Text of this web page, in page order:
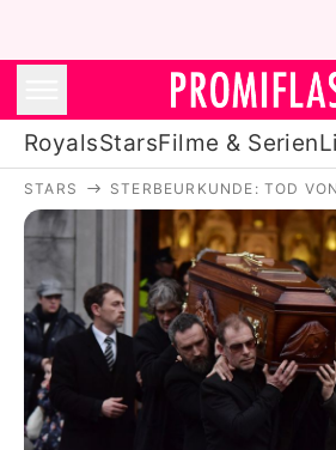
RoyalsStarsFilme & Serien
Royals
Stars
Filme &
Lifestyle
STARS STERBEURKUNDE: TOD